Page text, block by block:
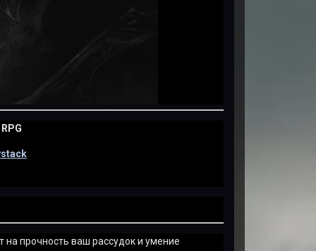
прочность ваш рассудок и умение